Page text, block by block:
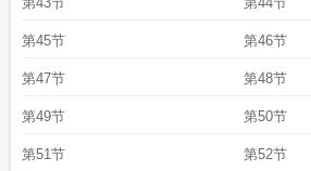
第45节 第46节
第47节 第48节
第49节 第50节
第51节 第52节